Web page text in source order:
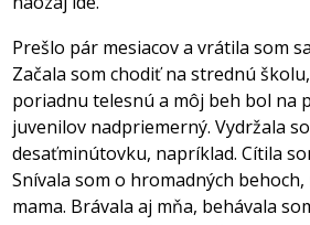
Prešlo pár mesiacov a vrátila som
Začala som chodiť na strednú
poriadnu telesnú a môj beh bol na
juvenilov nadpriemerný. Vydržala
desaťminútovku, napríklad. Cítila
Snívala som o hromadných behoch,
mama. Brávala aj mňa, behávala